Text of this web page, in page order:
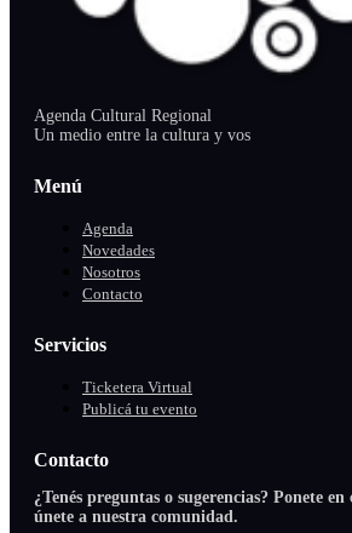
Agenda Cultural Regional
Un medio entre la cultura y vos
Menú
Agenda
Novedades
Nosotros
Contacto
Servicios
Ticketera Virtual
Publicá tu evento
Contacto
¿Tenés preguntas o sugerencias? Ponete
únete a nuestra comunidad.